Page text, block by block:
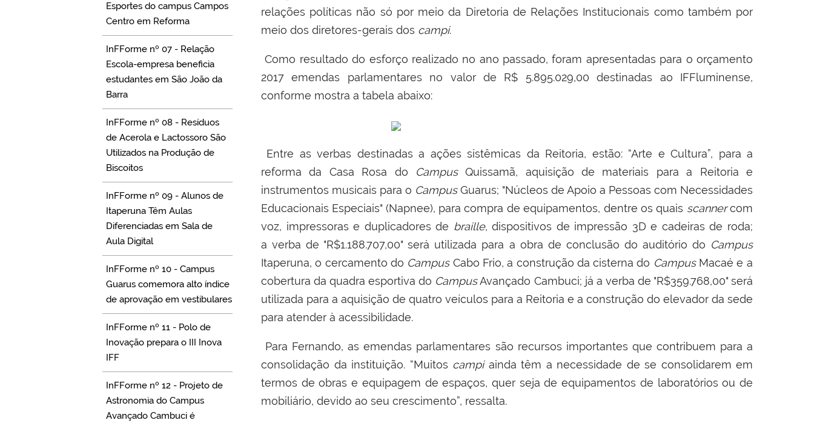
Esportes do campus Campos
Centro em Reforma
InFForme nº 07 - Relação
Escola-empresa beneficia
estudantes em São João da
Barra
InFForme nº 08 - Resíduos
de Acerola e Lactossoro São
Utilizados na Produção de
Biscoitos
InFForme nº 09 - Alunos de
Itaperuna Têm Aulas
Diferenciadas em Sala de
Aula Digital
InFForme nº 10 - Campus
Guarus comemora alto índice
de aprovação em vestibulares
InFForme nº 11 - Polo de
Inovação prepara o III Inova
IFF
InFForme nº 12 - Projeto de
Astronomia do Campus
Avançado Cambuci é
relações políticas não só por meio da Diretoria de Relações Institucionais como também por
meio dos diretores-gerais dos campi.
Como resultado do esforço realizado no ano passado, foram apresentadas para o orçamento
2017 emendas parlamentares no valor de R$ 5.895.029,00 destinadas ao IFFluminense,
conforme mostra a tabela abaixo:
Entre as verbas destinadas a ações sistêmicas da Reitoria, estão: “Arte e Cultura”, para a
reforma da Casa Rosa do CampusQuissamã, aquisição de materiais para a Reitoria e
instrumentos musicais para o CampusGuarus; "Núcleos de Apoio a Pessoas com Necessidades
Educacionais Especiais" (Napnee), paracompra de equipamentos, dentre os quais scannercom
voz, impressoras e duplicadores de braille, dispositivos de impressão 3D e cadeiras de roda;
averba de "R$1.188.707,00" será utilizada para a obra de conclusão do auditório do Campus
Itaperuna, o cercamento do CampusCabo Frio, a construção da cisterna do CampusMacaé e a
cobertura da quadra esportiva do CampusAvançado Cambuci; já a verba de "R$359.768,00" será
utilizada para a aquisição de quatro veículos para a Reitoria e a construção do elevador da sede
para atender à acessibilidade.
Para Fernando, as emendas parlamentares são recursos importantes que contribuem para a
consolidação da instituição. “Muitos campiainda têm a necessidade de se consolidarem em
termos de obras e equipagem de espaços, quer seja de equipamentos de laboratórios ou de
mobiliário, devido ao seu crescimento”, ressalta.